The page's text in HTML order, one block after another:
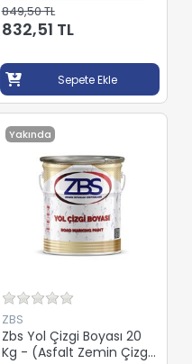
849,50 TL
832,51 TL
Sepete Ekle
Yakında
ZBS
Zbs Yol Çizgi Boyası 20
Kg - (Asfalt Zemin Çizgi